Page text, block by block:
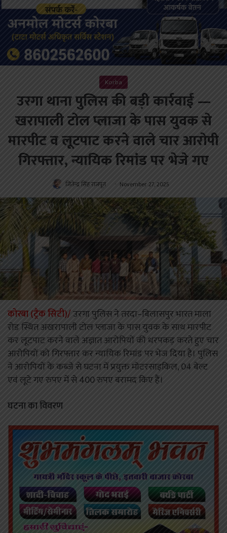
Korba
उरगा थाना पुलिस की बड़ी कार्रवाई —
खरापाली टोल प्लाजा के पास युवक से
मारपीट व लूटपाट करने वाले चार आरोपी
गिरफ्तार, न्यायिक रिमांड पर भेजे गए
जितेन्द्र सिंह राजपूत November 27, 2025
कोरबा (ट्रैक सिटी)/उरगा पुलिस ने तरदा–बिलासपुर भारत माला
रोड स्थित अखरापाली टोल प्लाजा के पास युवक के साथ मारपीट
कर लूटपाट करने वाले अज्ञात आरोपियों की धरपकड़ करते हुए चार
आरोपियों को गिरफ्तार कर न्यायिक रिमांड पर भेज दिया है। पुलिस
ने आरोपियों के कब्जे से घटना में प्रयुक्त मोटरसाइकिल, 04 बेल्ट
एवं लूटे गए रुपए में से 400 रुपए बरामद किए हैं।
घटना का विवरण